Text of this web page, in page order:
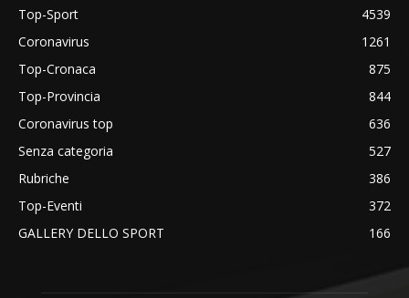
Top-Sport
4539
Coronavirus
1261
Top-Cronaca
875
Top-Provincia
844
Coronavirus top
636
Senza categoria
527
Rubriche
386
Top-Eventi
372
GALLERY DELLO SPORT
166